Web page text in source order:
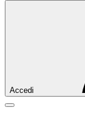
Accedi